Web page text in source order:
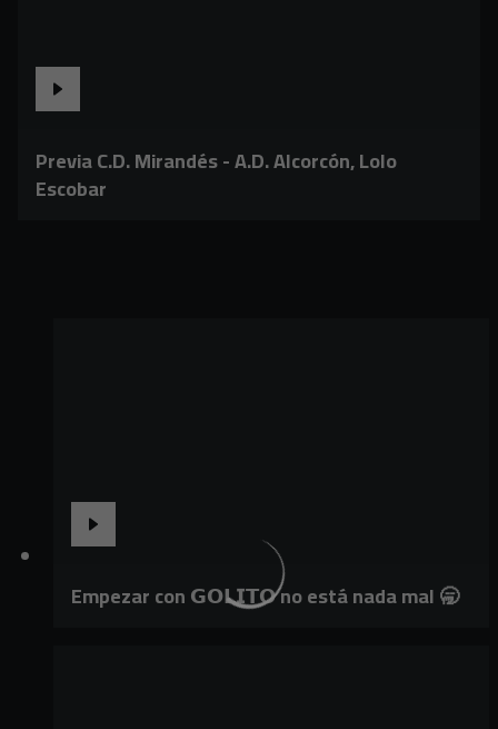
Previa C.D. Mirandés - A.D. Alcorcón, Lolo
Escobar
Empezar con 𝗚𝗢𝗟𝗜𝗧𝗢 no está nada mal 🥱